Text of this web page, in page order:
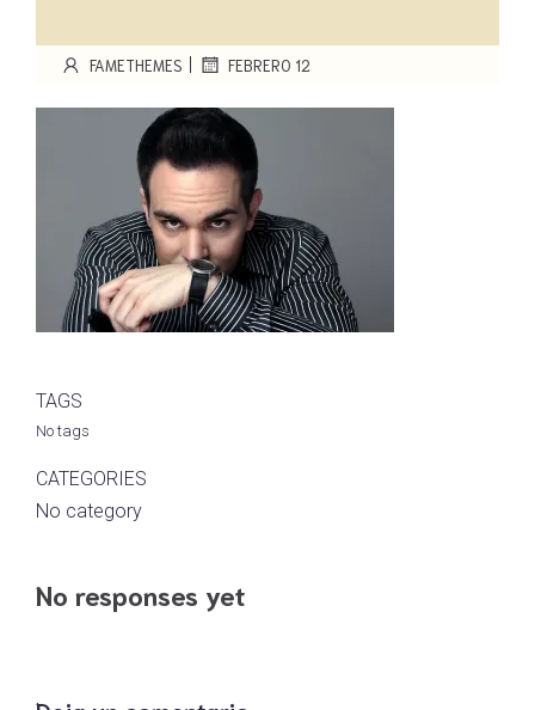
FAMETHEMES | FEBRERO 12
TAGS
No tags
CATEGORIES
No category
No responses yet